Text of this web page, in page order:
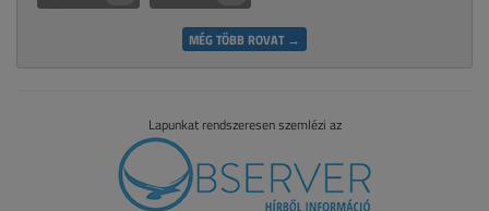
MÉG TÖBB ROVAT →
Lapunkat rendszeresen szemlézi az